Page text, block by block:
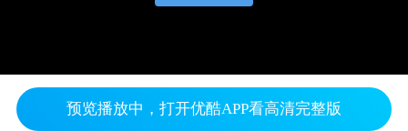
预览播放中，打开优酷APP看高清完整版